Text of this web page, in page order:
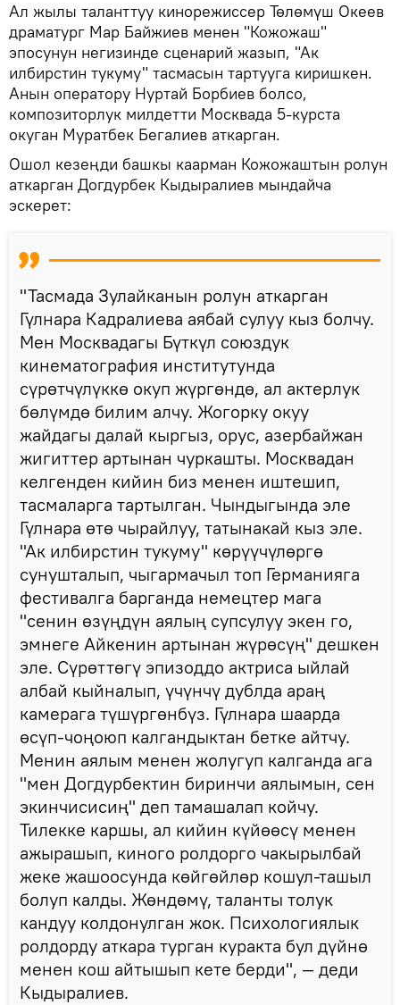
Ал жылы таланттуу кинорежиссер Төлөмүш Океев
драматург Мар Байжиев менен "Кожожаш"
эпосунун негизинде сценарий жазып, "Ак
илбирстин тукуму" тасмасын тартууга киришкен.
Анын оператору Нуртай Борбиев болсо,
композиторлук милдетти Москвада 5-курста
окуган Муратбек Бегалиев аткарган.
Ошол кезеңди башкы каарман Кожожаштын ролун
аткарган Догдурбек Кыдыралиев мындайча
эскерет:
"Тасмада Зулайканын ролун аткарган
Гүлнара Кадралиева аябай сулуу кыз болчу.
Мен Москвадагы Бүткүл союздук
кинематография институтунда
сүрөтчүлүккө окуп жүргөндө, ал актерлук
бөлүмдө билим алчу. Жогорку окуу
жайдагы далай кыргыз, орус, азербайжан
жигиттер артынан чуркашты. Москвадан
келгенден кийин биз менен иштешип,
тасмаларга тартылган. Чындыгында эле
Гүлнара өтө чырайлуу, татынакай кыз эле.
"Ак илбирстин тукуму" көрүүчүлөргө
сунушталып, чыгармачыл топ Германияга
фестивалга барганда немецтер мага
"сенин өзүңдүн аялың супсулуу экен го,
эмнеге Айкенин артынан жүрөсүң" дешкен
эле. Сүрөттөгү эпизоддо актриса ыйлай
албай кыйналып, үчүнчү дублда араң
камерага түшүргөнбүз. Гүлнара шаарда
өсүп-чоңоюп калгандыктан бетке айтчу.
Менин аялым менен жолугуп калганда ага
"мен Догдурбектин биринчи аялымын, сен
экинчисисиң" деп тамашалап койчу.
Тилекке каршы, ал кийин күйөөсү менен
ажырашып, киного ролдорго чакырылбай
жеке жашоосунда көйгөйлөр кошул-ташыл
болуп калды. Жөндөмү, таланты толук
кандуу колдонулган жок. Психологиялык
ролдорду аткара турган куракта бул дүйнө
менен кош айтышып кете берди", — деди
Кыдыралиев.